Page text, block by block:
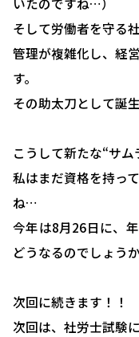
確定拠出型年金
社会保険・給
お客様の声
会社概要
そして労働者を守る
管理が複雑化し、経
す。
その助太刀として誕
こうして新たな“サム
私はまだ資格を持っ
ね…
今年は8月26日に、
どうなるのでしょう
次回に続きます！！
次回は、社労士試験